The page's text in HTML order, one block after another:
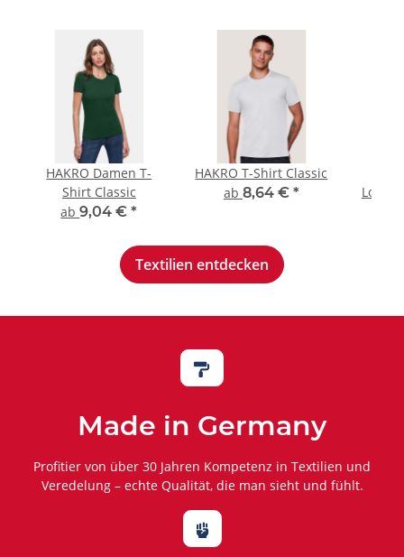
HAKRO Damen T-
Shirt Classic
ab9,04 €*
HAKRO T-Shirt Classic
ab 8,64 € *
Textilien entdecken

Made in Germany
Profitier von über 30 Jahren Kompetenz in Textilien und
Veredelung – echte Qualität, die man sieht und fühlt.
